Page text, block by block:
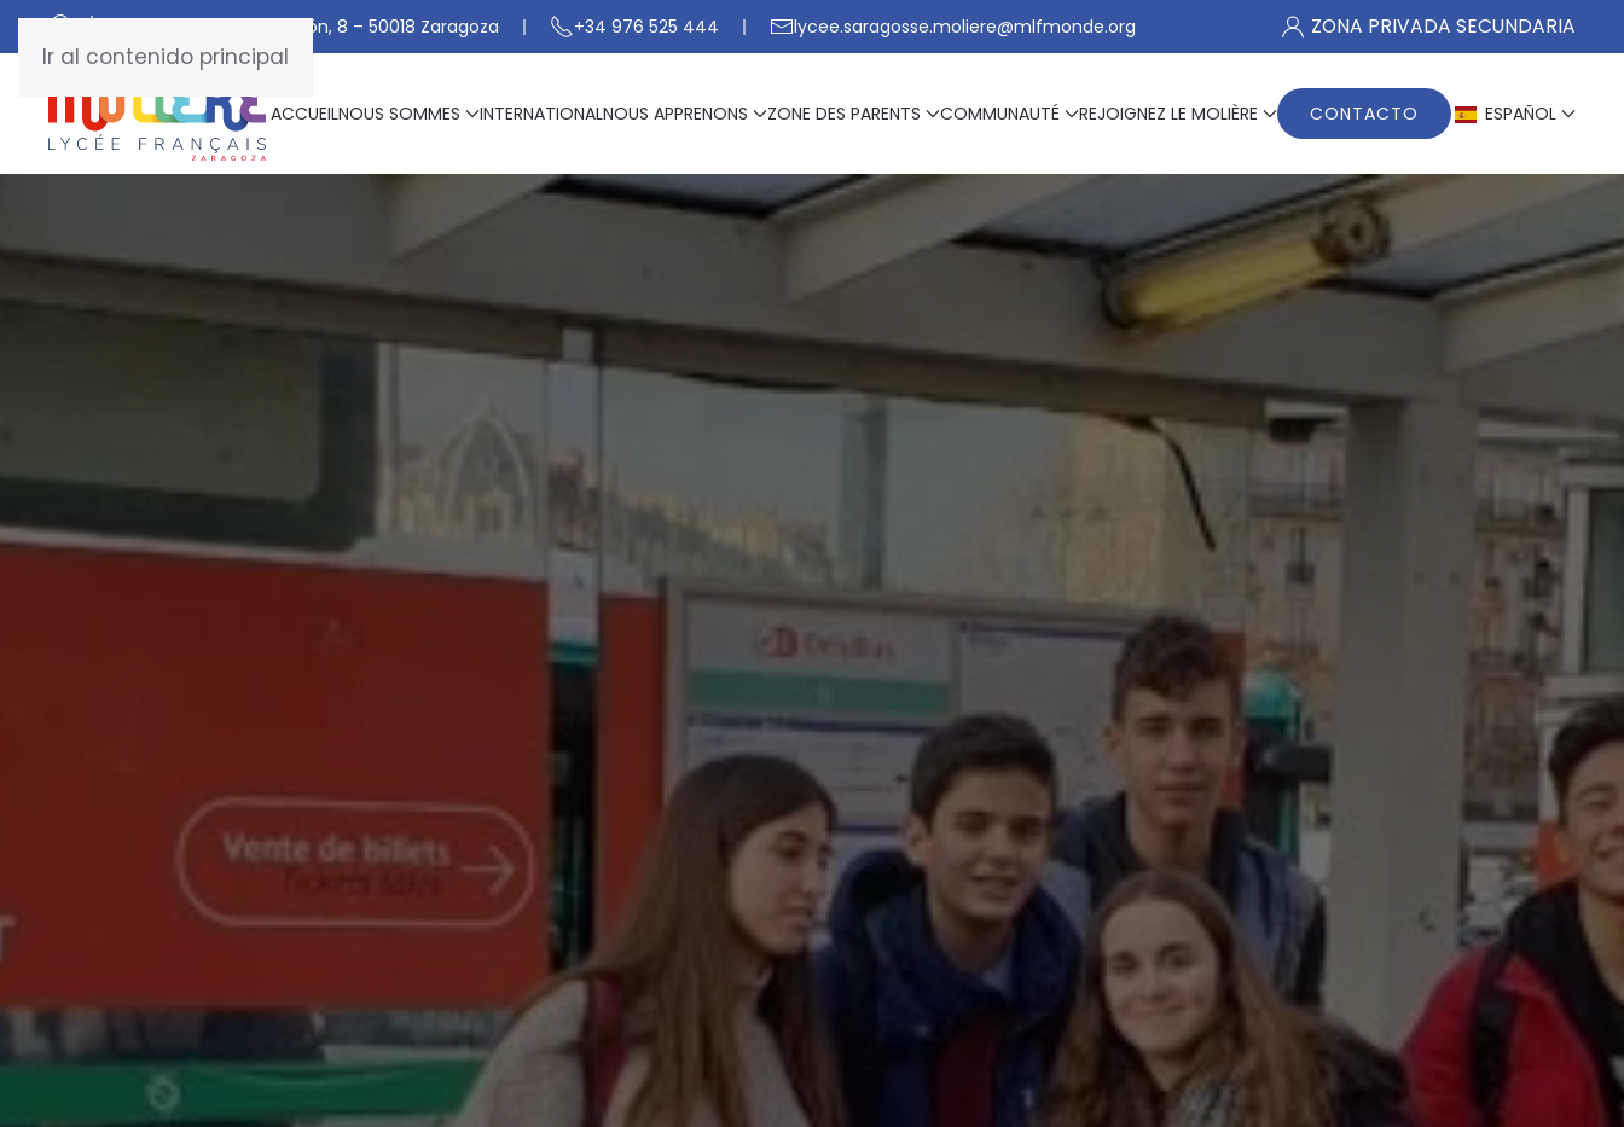
Ir al contenido principal
C/ De Manuel Marraco Ramón, 8 – 50018 Zaragoza +34 976 525 444 lycee.saragosse.moliere@mlfmonde.org ZONA PRIVADA SECUNDARIA
ACCUEILNOUS SOMMES INTERNATIONALNOUS APPRENONS ZONE DES PARENTS COMMUNAUTÉ REJOIGNEZ LE MOLIÈRE CONTACTO ESPAÑOL